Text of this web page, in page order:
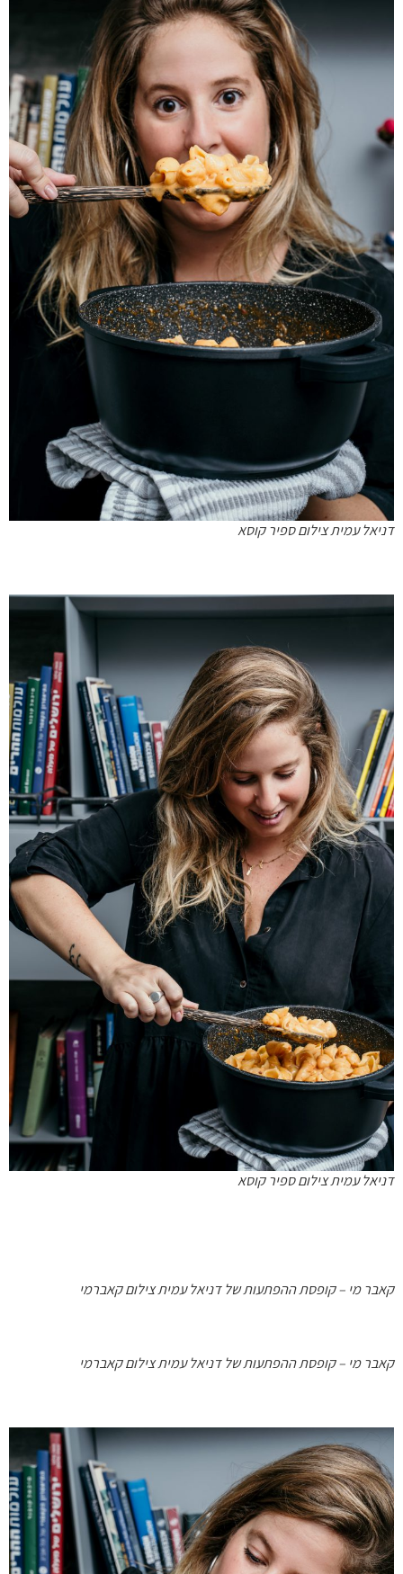
דניאל עמית צילום ספיר קוסא
דניאל עמית צילום ספיר קוסא
קאבר מי – קופסת ההפתעות של דניאל עמית צילום קאברמי
קאבר מי – קופסת ההפתעות של דניאל עמית צילום קאברמי